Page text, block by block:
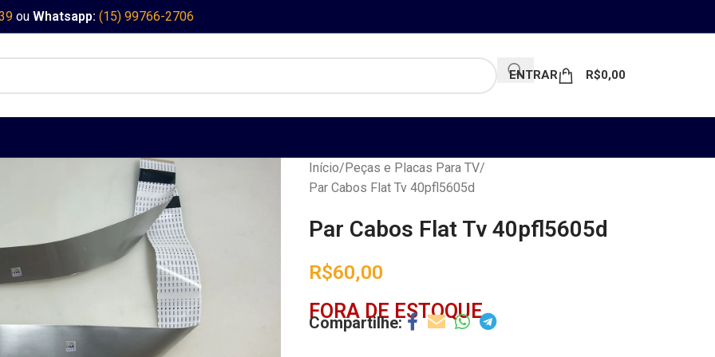
ou Whatsapp: (15) 99766-2706
ENTRAR R$0,00
Início Peças e Placas Para TV
Par Cabos Flat Tv 40pfl5605d
Par Cabos Flat Tv 40pfl5605d
R$60,00
FORA DE ESTOQUE